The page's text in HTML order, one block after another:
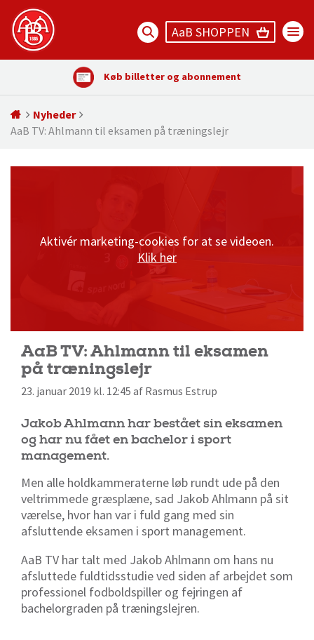
AaB SHOPPEN
Køb billetter og abonnement
Nyheder
AaB TV: Ahlmann til eksamen på træningslejr
Aktivér marketing-cookies for at se videoen.
Klik her
AaB TV: Ahlmann til eksamen
på træningslejr
23. januar 2019 kl. 12:45 af Rasmus Estrup
Jakob Ahlmann har bestået sin eksamen
og har nu fået en bachelor i sport
management.
Men alle holdkammeraterne løb rundt ude på den
veltrimmede græsplæne, sad Jakob Ahlmann på sit
værelse, hvor han var i fuld gang med sin
afsluttende eksamen i sport management.
AaB TV har talt med Jakob Ahlmann om hans nu
afsluttede fuldtidsstudie ved siden af arbejdet som
professionel fodboldspiller og fejringen af
bachelorgraden på træningslejren.